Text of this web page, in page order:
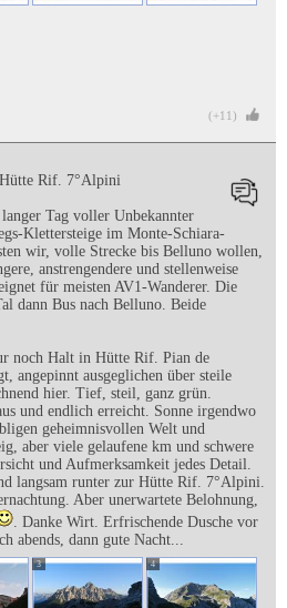
(+11)
Rif. 7°Alpini
Tag voller Unbekannter
Klettersteige im Monte-Schiara-
wir, volle Strecke bis Belluno wollen,
anstrengendere und stellenweise
für meisten AV1-Wanderer. Die
dann Bus nach Belluno. Beide
noch Halt in Hütte Rif. Pian de
angepinnt ausgeglichen über steile
hier. Tief, steil, ganz grün.
und endlich erreicht. Sonne irgendwo
geheimnisvollen Welt und
aber viele gelaufene km und schwere
und Aufmerksamkeit jedes Detail.
langsam runter zur Hütte Rif. 7°Alpini.
Aber unerwartete Belohnung,
. Danke Wirt. Erfrischende Dusche vor
abends, dann gute Nacht...
3 4